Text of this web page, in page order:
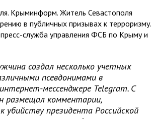
Крыминформ. Житель Севастополя
в публичных призывах к терроризму.
служба управления ФСБ по Крыму и
создал несколько учетных
псевдонимами в
мессенджере Telegram. С
размещал комментарии,
убийству президента Российской